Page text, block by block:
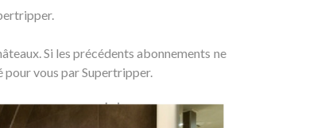
Si les précédents abonnements ne
pour vous par Supertripper.